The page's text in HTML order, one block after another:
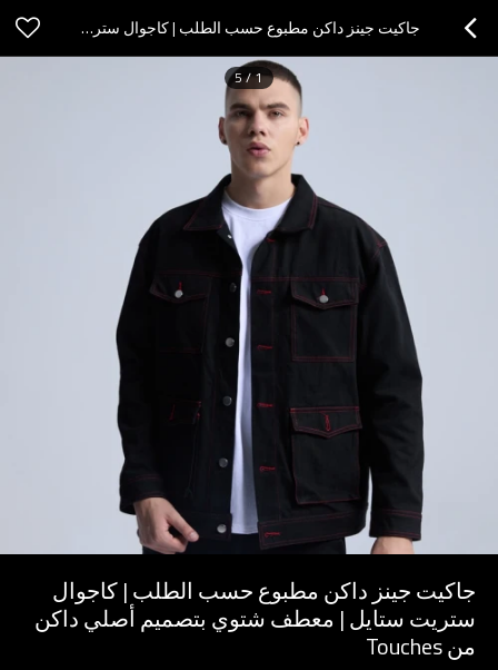
جاكيت جينز داكن مطبوع حسب الطلب | كاجوال ستريت ستايل | معطف شتوي بتصميم أصلي داكن من TOUCHES
1
/
5
جاكيت جينز داكن مطبوع حسب الطلب | كاجوال
ستريت ستايل | معطف شتوي بتصميم أصلي داكن
من Touches